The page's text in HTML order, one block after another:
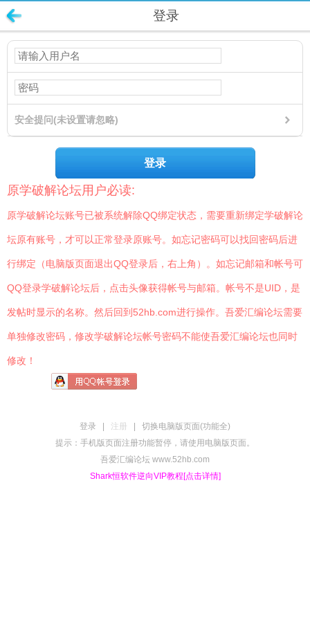
登录
安全提问(未设置请忽略)
登录
原学破解论坛用户必读:
原学破解论坛账号已被系统解除QQ绑定状态，需要重新绑定学破解论
坛原有账号，才可以正常登录原账号。如忘记密码可以找回密码后进
行绑定（电脑版页面退出QQ登录后，右上角）。如忘记邮箱和帐号可
QQ登录学破解论坛后，点击头像获得帐号与邮箱。帐号不是UID，是
发帖时显示的名称。然后回到52hb.com进行操作。吾爱汇编论坛需要
单独修改密码，修改学破解论坛帐号密码不能使吾爱汇编论坛也同时
修改！
登录 注册
切换电脑版页面(功能全)
提示：手机版页面注册功能暂停，请使用电脑版页面。
吾爱汇编论坛 www.52hb.com
Shark恒软件逆向VIP教程[点击详情]